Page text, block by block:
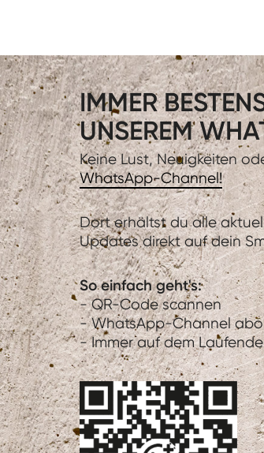
IMMER
UNSEREM
Keine Lust, Neuigkeiten
WhatsApp-Channel!
Dort erhältst du alle
Updates direkt auf dein
So einfach geht's:
- QR-Code scannen
- WhatsApp-Channel
- Immer auf dem